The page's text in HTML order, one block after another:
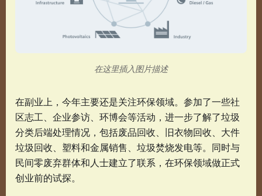
在这里插入图片描述
在副业上，今年主要还是关注环保领域。参加了一些社
区志工、企业参访、环博会等活动，进一步了解了垃圾
分类后端处理情况，包括废品回收、旧衣物回收、大件
垃圾回收、塑料和金属销售、垃圾焚烧发电等。同时与
民间零废弃群体和人士建立了联系，在环保领域做正式
创业前的试探。